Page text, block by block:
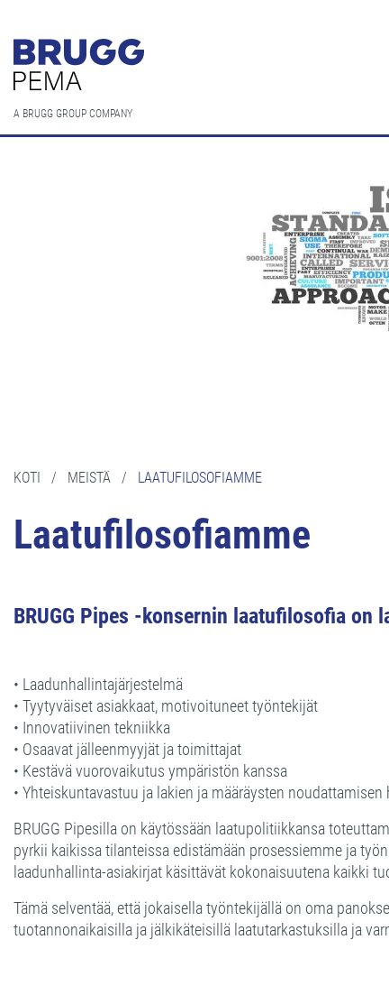
A BRUGG GROUP COMPANY
KOTI / MEISTÄ / LAATUFILOSOFIAMME
Laatufilosofiamme
BRUGG Pipes -konsernin laatufilosofia
• Laadunhallintajärjestelmä
• Tyytyväiset asiakkaat, motivoituneet työntekijät
• Innovatiivinen tekniikka
• Osaavat jälleenmyyjät ja toimittajat
• Kestävä vuorovaikutus ympäristön kanssa
• Yhteiskuntavastuu ja lakien ja määräysten noudattamisen
BRUGG Pipesilla on käytössään laatupolitiikkansa
pyrkii kaikissa tilanteissa edistämään prosessiemme ja
laadunhallinta-asiakirjat käsittävät kokonaisuutena kaikki
Tämä selventää, että jokaisella työntekijällä on oma
tuotannonaikaisilla ja jälkikäteisillä laatutarkastuksilla ja